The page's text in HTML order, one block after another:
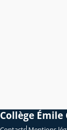
Collège Émile